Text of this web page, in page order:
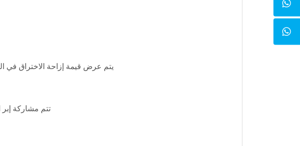
يتم عرض قيمة إزاحة الاختراق في
تتم مشاركة إبر